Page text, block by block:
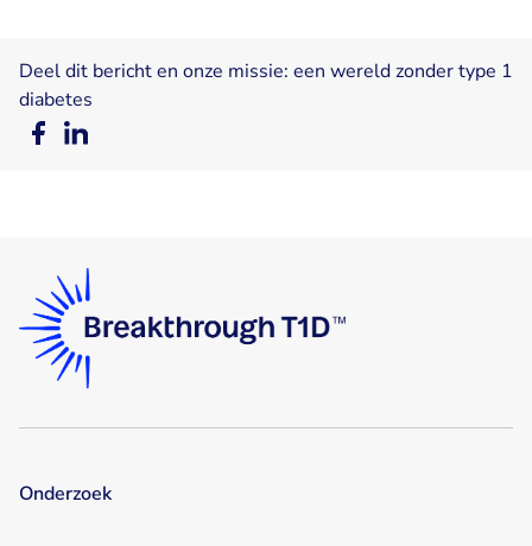
Deel dit bericht en onze missie: een wereld zonder type 1
diabetes
DeelDeel
Onderzoek